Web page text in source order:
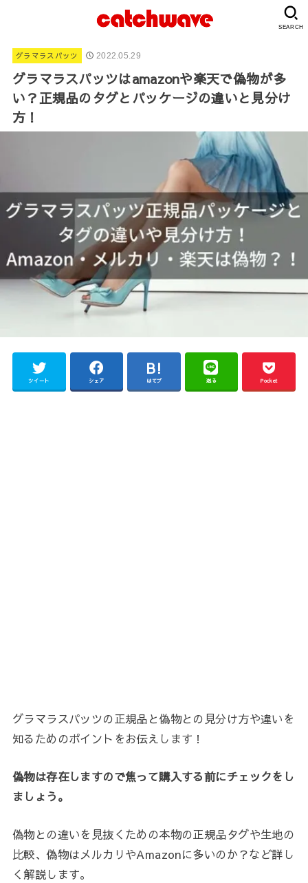
SEARCH
グラマラスパッツ 2022.05.29
グラマラスパッツはamazonや楽天で偽物が多
い？正規品のタグとパッケージの違いと見分け
方！
ツイート シェア はてブ 送る Pocket
グラマラスパッツの正規品と偽物との見分け方や違いを
知るためのポイントをお伝えします！
偽物は存在しますので焦って購入する前にチェックをし
ましょう。
偽物との違いを見抜くための本物の正規品タグや生地の
比較、偽物はメルカリやAmazonに多いのか？など詳し
く解説します。